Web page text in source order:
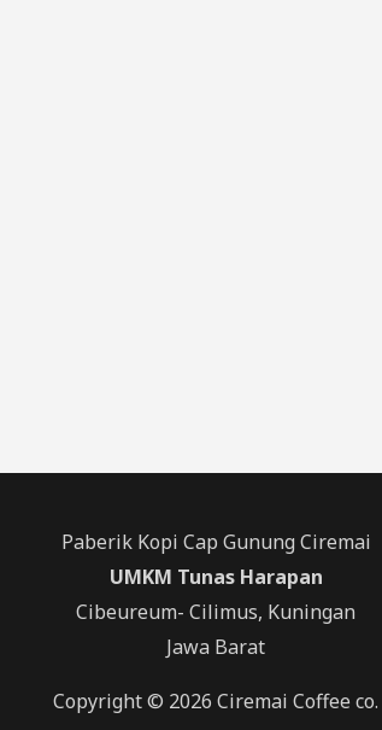
Paberik Kopi Cap Gunung Ciremai
UMKM Tunas Harapan
Cibeureum- Cilimus, Kuningan
Jawa Barat
Copyright © 2026 Ciremai Coffee co.